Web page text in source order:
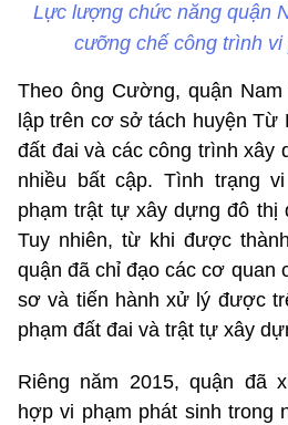
Lực lượng chức năng quận
cưỡng chế công trình vi
Theo ông Cường, quận
lập trên cơ sở tách huyện Từ
đất đai và các công trình xây
nhiều bất cập. Tình trạng
phạm trật tự xây dựng đô thị
Tuy nhiên, từ khi được
quận đã chỉ đạo các cơ quan
sơ và tiến hành xử lý được
phạm đất đai và trật tự xây
Riêng năm 2015, quận đã
hợp vi phạm phát sinh trong